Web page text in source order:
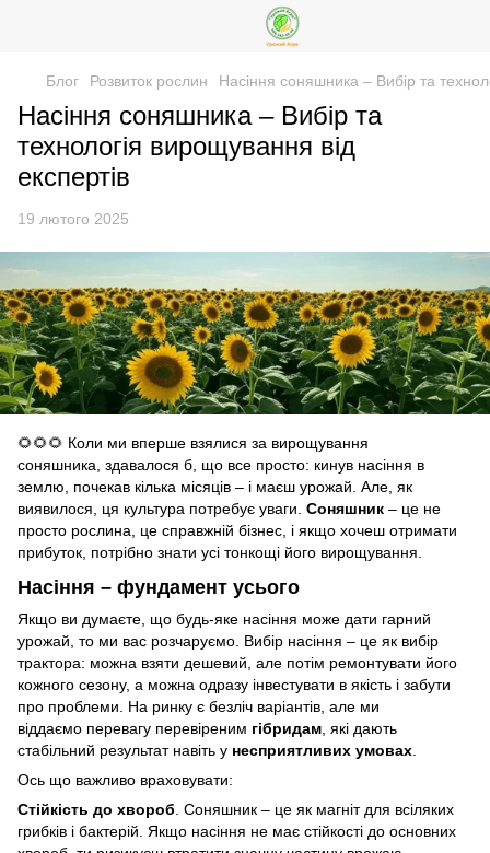
Блог Розвиток рослин Насіння соняшника – Вибір та
Насіння соняшника – Вибір та
технологія вирощування від
експертів
19 лютого 2025
🌻🌻🌻 Коли ми вперше взялися за вирощування
соняшника, здавалося б, що все просто: кинув насіння в
землю, почекав кілька місяців – і маєш урожай. Але, як
виявилося, ця культура потребує уваги. Соняшник – це не
просто рослина, це справжній бізнес, і якщо хочеш отримати
прибуток, потрібно знати усі тонкощі його вирощування.
Насіння – фундамент усього
Якщо ви думаєте, що будь-яке насіння може дати гарний
урожай, то ми вас розчаруємо. Вибір насіння – це як вибір
трактора: можна взяти дешевий, але потім ремонтувати його
кожного сезону, а можна одразу інвестувати в якість і забути
про проблеми. На ринку є безліч варіантів, але ми
віддаємо перевагу перевіреним гібридам , які дають
стабільний результат навіть у несприятливих умовах
Ось що важливо враховувати:
Стійкість до хвороб . Соняшник – це як магніт для всіляких
грибків і бактерій. Якщо насіння не має стійкості до основних